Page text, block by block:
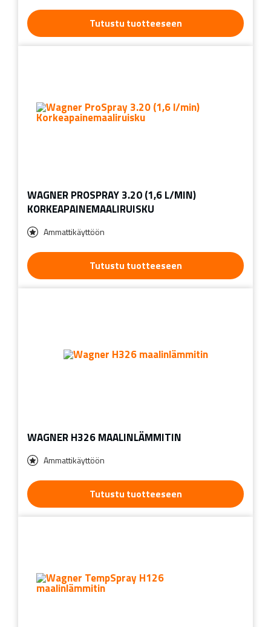
Tutustu tuotteeseen
WAGNER PROSPRAY 3.20 (1,6 L/MIN)
KORKEAPAINEMAALIRUISKU
Ammattikäyttöön
Tutustu tuotteeseen
WAGNER H326 MAALINLÄMMITIN
Ammattikäyttöön
Tutustu tuotteeseen